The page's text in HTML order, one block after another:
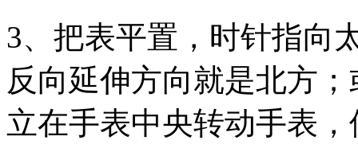
3、把表平置，时针指向
反向延伸方向就是北方
立在手表中央转动手表